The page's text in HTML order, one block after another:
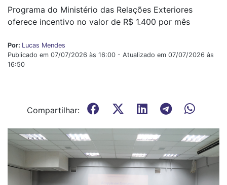
Programa do Ministério das Relações Exteriores
oferece incentivo no valor de R$ 1.400 por mês
Por: Lucas Mendes
Publicado em 07/07/2026 às 16:00 - Atualizado em 07/07/2026 às
16:50
Compartilhar: